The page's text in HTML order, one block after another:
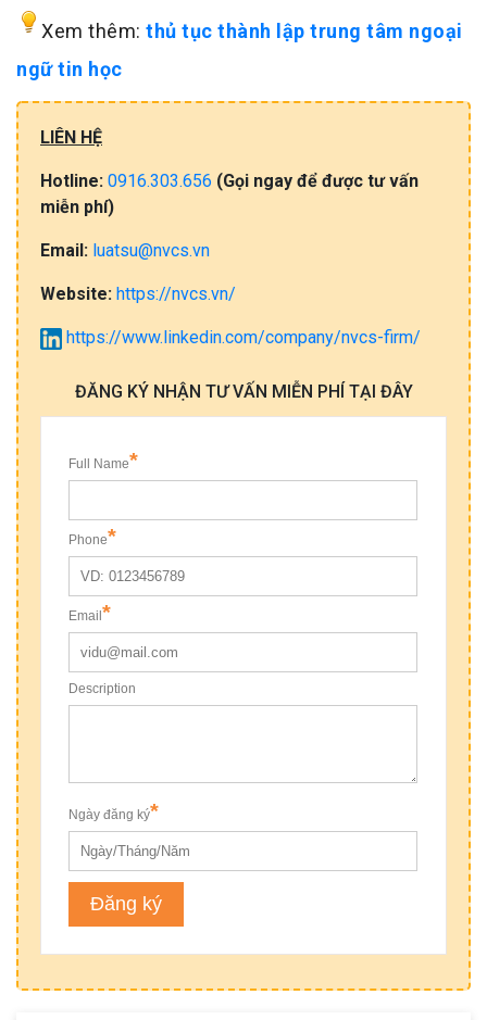
Xem thêm: thủ tục thành lập trung tâm ngoại
ngữ tin học
LIÊN HỆ
Hotline: 0916.303.656 (Gọi​ ngay đ​ể​ đ​ư​ợc​ tư​ vấ​n
miễn​ phí)
Email: luatsu@nvcs.vn
Website: https://nvcs.vn/
https://www.linkedin.com/company/nvcs-firm/
ĐĂNG KÝ NHẬN TƯ VẤN MIỄN PHÍ TẠI ĐÂY